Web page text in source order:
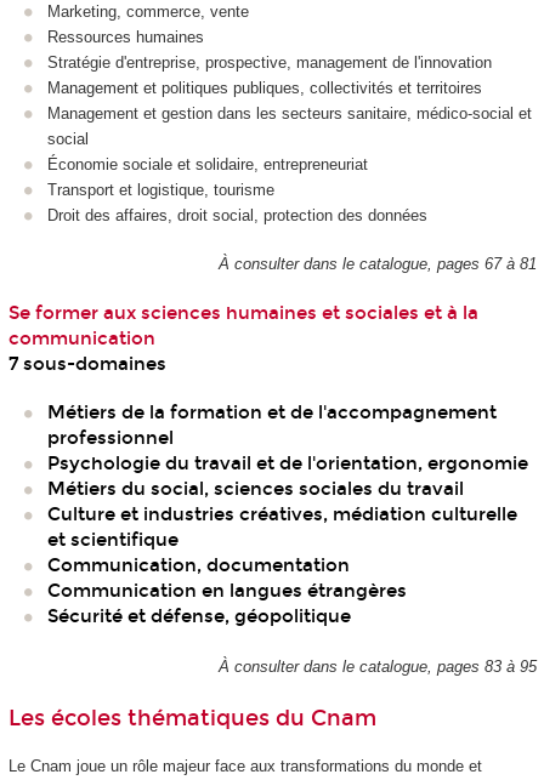
Marketing, commerce, vente
Ressources humaines
Stratégie d'entreprise, prospective, management de l'innovation
Management et politiques publiques, collectivités et territoires
Management et gestion dans les secteurs sanitaire, médico-social et
social
Économie sociale et solidaire, entrepreneuriat
Transport et logistique, tourisme
Droit des affaires, droit social, protection des données
À consulter dans le catalogue, pages 67 à 81
Se former aux sciences humaines et sociales et à la
communication
7 sous-domaines
Métiers de la formation et de l'accompagnement
professionnel
Psychologie du travail et de l'orientation, ergonomie
Métiers du social, sciences sociales du travail
Culture et industries créatives, médiation culturelle
et scientifique
Communication, documentation
Communication en langues étrangères
Sécurité et défense, géopolitique
À consulter dans le catalogue, pages 83 à 95
Les écoles thématiques du Cnam
Le Cnam joue un rôle majeur face aux transformations du monde et